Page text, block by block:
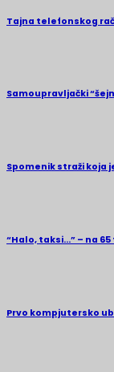
Tajna telefonskog
Samoupravljački
Spomenik straži koja
“Halo, taksi…” – na
Prvo kompjutersko